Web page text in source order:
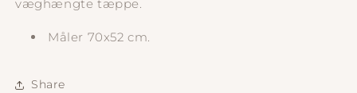
væghængte tæppe.
Måler 70x52 cm.
Share